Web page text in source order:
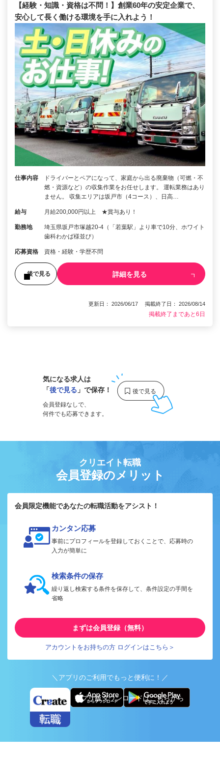
【経験・知識・資格は不問！】創業60年の安定企業で、
安心して長く働ける環境を手に入れよう！
仕事内容
ドライバーとペアになって、家庭から出る廃棄物（可燃・不
燃・資源など）の収集作業をお任せします。 運転業務はあり
ません。 収集エリアは坂戸市（4コース）、日高…
給与 月給200,000円以上 ★賞与あり！
勤務地
埼玉県坂戸市塚越20-4（「若葉駅」より車で10分、ホワイト
歯科わかば様並び）
応募資格 資格・経験・学歴不問
後で見る 詳細を見る
更新日： 2026/06/17 掲載終了日： 2026/08/14
掲載終了まであと6日
気になる求人は
「後で見る 」で保存！
会員登録なしで、
何件でも応募できます。
クリエイト転職
会員登録のメリット
会員限定機能であなたの転職活動をアシスト！
カンタン応募
事前にプロフィールを登録しておくことで、応募時の
入力が簡単に
検索条件の保存
繰り返し検索する条件を保存して、条件設定の手間を
省略
まずは会員登録（無料）
アカウントをお持ちの方 ログインはこちら＞
＼アプリのご利用でもっと便利に！／
アプリ版ダウンロードはこちらから